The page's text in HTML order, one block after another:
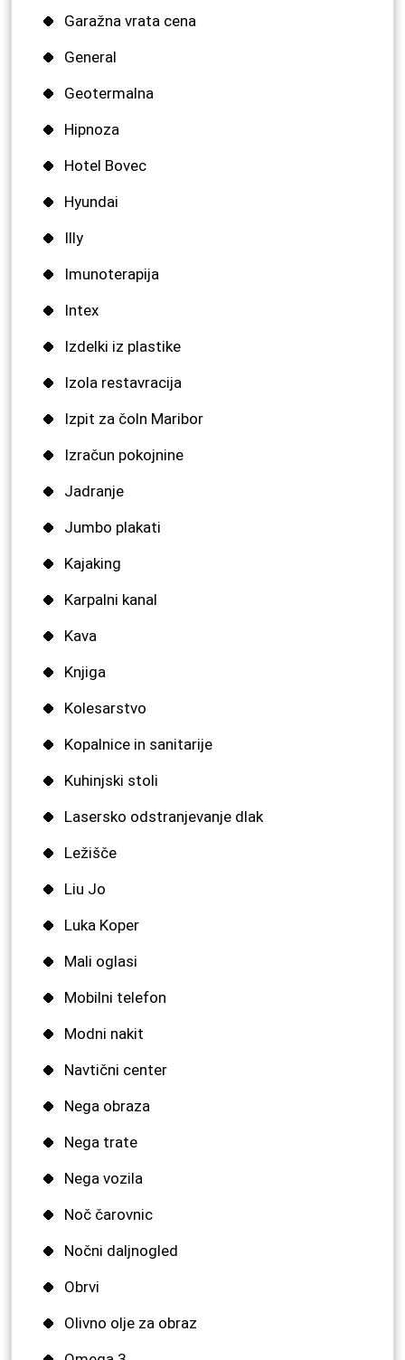
Garažna vrata cena
General
Geotermalna
Hipnoza
Hotel Bovec
Hyundai
Illy
Imunoterapija
Intex
Izdelki iz plastike
Izola restavracija
Izpit za čoln Maribor
Izračun pokojnine
Jadranje
Jumbo plakati
Kajaking
Karpalni kanal
Kava
Knjiga
Kolesarstvo
Kopalnice in sanitarije
Kuhinjski stoli
Lasersko odstranjevanje dlak
Ležišče
Liu Jo
Luka Koper
Mali oglasi
Mobilni telefon
Modni nakit
Navtični center
Nega obraza
Nega trate
Nega vozila
Noč čarovnic
Nočni daljnogled
Obrvi
Olivno olje za obraz